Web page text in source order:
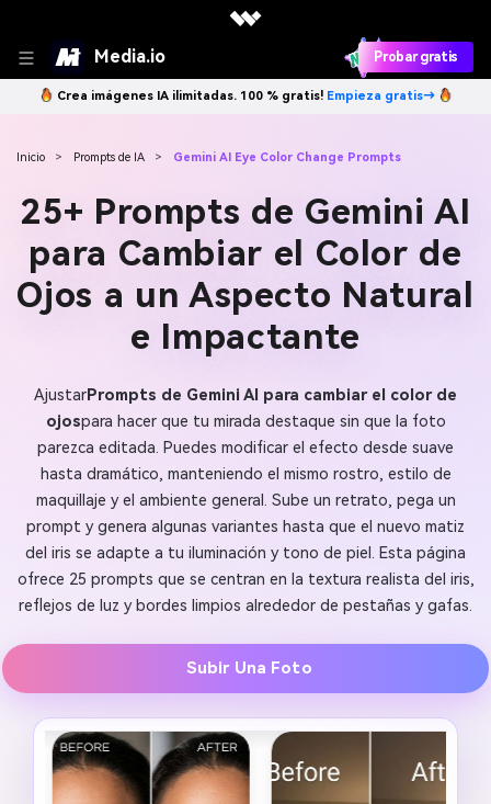
Media.io Probar gratis
Crea imágenes IA ilimitadas. 100 % gratis! Empieza gratis→
Inicio > Prompts de IA > Gemini AI Eye Color Change Prompts
25+ Prompts de Gemini AI
para Cambiar el Color de
Ojos a un Aspecto Natural
e Impactante
AjustarPrompts de Gemini AI para cambiar el color de
ojospara hacer que tu mirada destaque sin que la foto
parezca editada. Puedes modificar el efecto desde suave
hasta dramático, manteniendo el mismo rostro, estilo de
maquillaje y el ambiente general. Sube un retrato, pega un
prompt y genera algunas variantes hasta que el nuevo matiz
del iris se adapte a tu iluminación y tono de piel. Esta página
ofrece 25 prompts que se centran en la textura realista del iris,
reflejos de luz y bordes limpios alrededor de pestañas y gafas.
Subir Una Foto